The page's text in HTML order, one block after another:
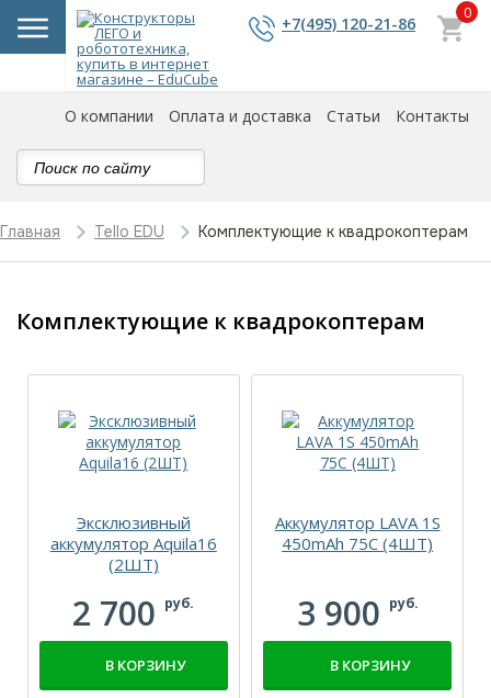
+7(495) 120-21-86
0
О компании Оплата и доставка Статьи Контакты
Главная Tello EDU Комплектующие к квадрокоптерам
Комплектующие к квадрокоптерам
Эксклюзивный
аккумулятор Aquila16
(2ШТ)
2 700 руб.
В КОРЗИНУ
Аккумулятор LAVA 1S
450mAh 75C (4ШТ)
3 900 руб.
В КОРЗИНУ